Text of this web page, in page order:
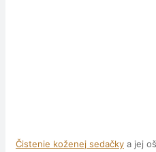
Čistenie koženej sedačky a jej